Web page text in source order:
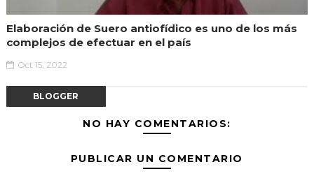
Elaboración de Suero antiofídico es uno de los más
complejos de efectuar en el país
Oct 15, 2022
BLOGGER
NO HAY COMENTARIOS:
PUBLICAR UN COMENTARIO